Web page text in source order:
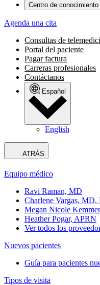
Centro de conocimiento
Agenda una cita
Consultas de
Portal del paciente
Pagar factura
Carreras profesionales
Contáctanos
Español
English
ATRÁS
Equipo médico
Ravi Raman, MD
Charlene Vargas,
Megan Nicole
Heather Pogar, APRN
Ver todos los
Nuevos pacientes
Guía para pacientes
Tipos de visita